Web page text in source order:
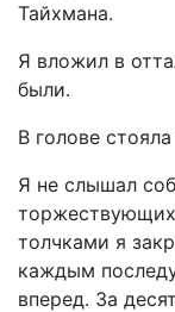
Тайхмана.
Я вложил в
были.
В голове
Я не слышал
толчками я
каждым
вперед. За